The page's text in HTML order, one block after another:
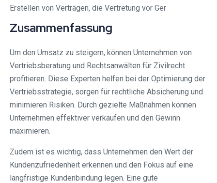
Erstellen von Verträgen, die Vertretung vor Ger
Zusammenfassung
Um den Umsatz zu steigern, können Unternehmen von
Vertriebsberatung und Rechtsanwälten für Zivilrecht
profitieren. Diese Experten helfen bei der Optimierung der
Vertriebsstrategie, sorgen für rechtliche Absicherung und
minimieren Risiken. Durch gezielte Maßnahmen können
Unternehmen effektiver verkaufen und den Gewinn
maximieren.
Zudem ist es wichtig, dass Unternehmen den Wert der
Kundenzufriedenheit erkennen und den Fokus auf eine
langfristige Kundenbindung legen. Eine gute